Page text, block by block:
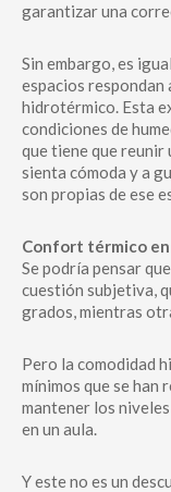
garantizar una
Sin embargo, es
espacios
hidrotérmico. Esta
condiciones de
que tiene que reunir
sienta cómoda y a
son propias de ese
Confort térmico
Se podría pensar
cuestión subjetiva,
grados, mientras
Pero la comodidad
mínimos que se han
mantener los
en un aula.
Y este no es un